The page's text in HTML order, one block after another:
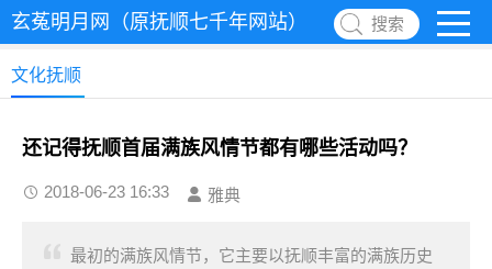
玄菟明月网（原抚顺七千年网站） 搜索
文化抚顺
还记得抚顺首届满族风情节都有哪些活动吗？
2018-06-23 16:33 雅典
最初的满族风情节，它主要以抚顺丰富的满族历史